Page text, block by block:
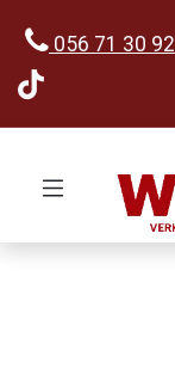
056 71 30 92